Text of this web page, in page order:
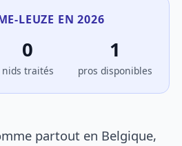
LEUZE EN 2026
0
nids traités
1
pros disponibles
partout en Belgique,